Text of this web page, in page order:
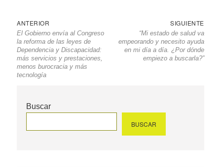
Navegación
de
entradas
ANTERIOR
anterior
El Gobierno envía al Congreso
la reforma de las leyes de
Dependencia y Discapacidad:
más servicios y prestaciones,
menos burocracia y más
tecnología
SIGUIENTE
“Mi estado de salud va
empeorando y necesito ayuda
en mi día a día. ¿Por dónde
empiezo a buscarla?”
Buscar
BUSCAR